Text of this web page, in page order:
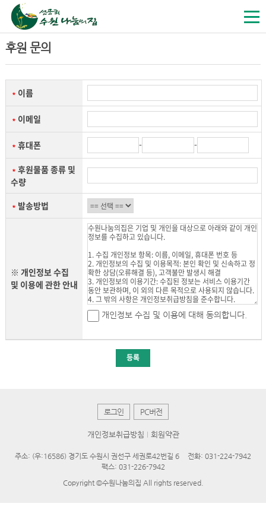
후원 문의
＊ 이름
＊ 이메일
＊ 휴대폰 - -
＊ 후원물품 종류 및
수량
＊ 발송방법
※ 개인정보 수집
및 이용에 관한 안내
개인정보 수집 및 이용에 대해 동의합니다.
등록
로그인 PC버전
개인정보취급방침 회원약관
주소: (우:16586) 경기도 수원시 권선구 세권로42번길 6
전화: 031-224-7942
팩스: 031-226-7942
Copyright ©수원나눔의집 All rights reserved.